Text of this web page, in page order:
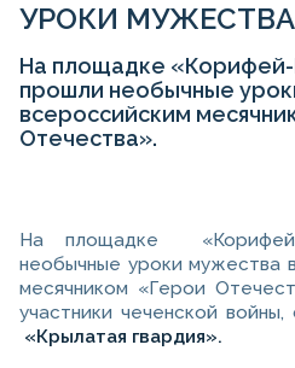
УРОКИ МУЖЕСТВА
На площадке
прошли необычные
всероссийским
Отечества».
На площадке «Корифей-
необычные уроки мужества
месячником «Герои
участники чеченской
«Крылатая гвардия».